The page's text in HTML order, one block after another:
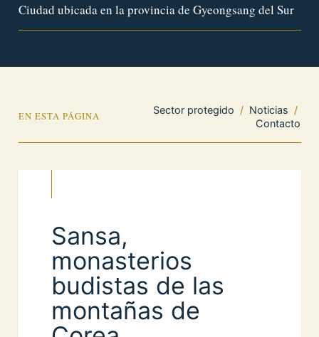
Ciudad ubicada en la provincia de Gyeongsang del Sur
EN ESTA PÁGINA
Sector protegido / Noticias /
Contacto
Sansa,
monasterios
budistas de las
montañas de